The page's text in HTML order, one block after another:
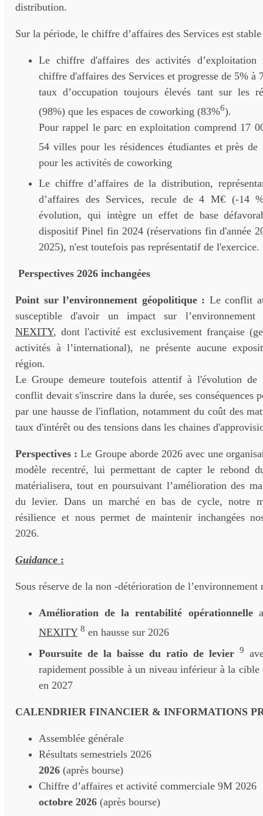
distribution.
Sur la période, le chiffre d’affaires des Services est
Le chiffre d'affaires des activités d’exploitation
chiffre d'affaires des Services et progresse de 5% à
taux d’occupation toujours élevés tant sur les
(98%) que les espaces de coworking (83%6).
Pour rappel le parc en exploitation comprend 17
54 villes pour les résidences étudiantes et près
pour les activités de coworking
Le chiffre d’affaires de la distribution,
d’affaires des Services, recule de 4 M€ (-14
évolution, qui intègre un effet de base
dispositif Pinel fin 2024 (réservations fin d'année
2025), n'est toutefois pas représentatif de l'exercice.
Perspectives 2026 inchangées
Point sur l’environnement géopolitique : Le conflit
susceptible d'avoir un impact sur l’environnement
NEXITY, dont l'activité est exclusivement française
activités à l’international), ne présente aucune
région.
Le Groupe demeure toutefois attentif à l'évolution
conflit devait s'inscrire dans la durée, ses conséquences
par une hausse de l'inflation, notamment du coût des
taux d'intérêt ou des tensions dans les chaines
Perspectives : Le Groupe aborde 2026 avec une
modèle recentré, lui permettant de capter le rebond
matérialisera, tout en poursuivant l’amélioration des
du levier. Dans un marché en bas de cycle, notre
résilience et nous permet de maintenir inchangées
2026.
Guidance :
Sous réserve de la non -détérioration de l’environnement
Amélioration de la rentabilité opérationnelle
NEXITY 8 en hausse sur 2026
Poursuite de la baisse du ratio de levier 9
rapidement possible à un niveau inférieur à la
en 2027
CALENDRIER FINANCIER & INFORMATIONS
Assemblée
Résultats semestriels
2026 (après bourse)
Chiffre d’affaires et activité commerciale
octobre 2026 (après bourse)